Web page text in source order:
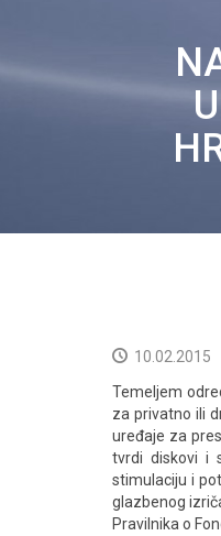
10.02.2015
Temeljem
za privatno ili
uređaje za
tvrdi diskovi i
stimulaciju i
glazbenog
Pravilnika o